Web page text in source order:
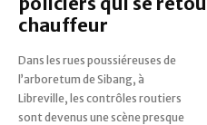
chauffeur
Dans les rues poussiéreuses de
l’arboretum de Sibang, à
Libreville, les contrôles routiers
sont devenus une scène presque
pressés, passagers impatients,
policiers vigilants : chacun joue
son rôle dans une mécanique
urbaine souvent tendue. Mais